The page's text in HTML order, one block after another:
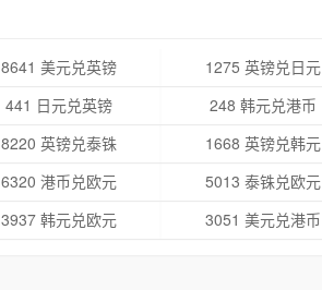
8641 美元兑英镑
1275 英镑兑日元
441 日元兑英镑
248 韩元兑港币
8220 英镑兑泰铢
1668 英镑兑韩元
6320 港币兑欧元
5013 泰铢兑欧元
3937 韩元兑欧元 3051 美元兑港币